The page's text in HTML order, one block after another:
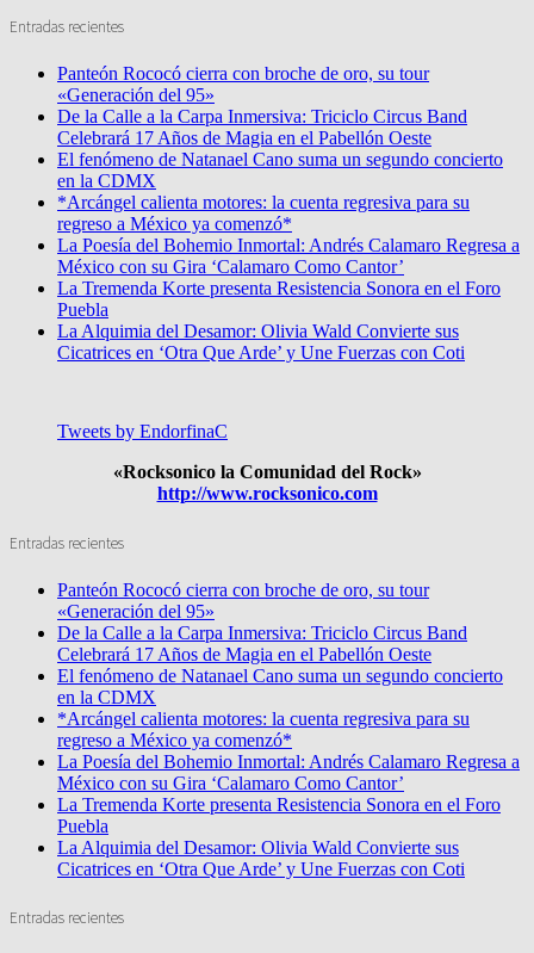
Entradas recientes
Panteón Rococó cierra con broche de oro, su tour
«Generación del 95»
De la Calle a la Carpa Inmersiva: Triciclo Circus Band
Celebrará 17 Años de Magia en el Pabellón Oeste
El fenómeno de Natanael Cano suma un segundo concierto
en la CDMX
*Arcángel calienta motores: la cuenta regresiva para su
regreso a México ya comenzó*
La Poesía del Bohemio Inmortal: Andrés Calamaro Regresa a
México con su Gira ‘Calamaro Como Cantor’
La Tremenda Korte presenta Resistencia Sonora en el Foro
Puebla
La Alquimia del Desamor: Olivia Wald Convierte sus
Cicatrices en ‘Otra Que Arde’ y Une Fuerzas con Coti
Tweets by EndorfinaC
«Rocksonico la Comunidad del Rock»
http://www.rocksonico.com
Entradas recientes
Panteón Rococó cierra con broche de oro, su tour
«Generación del 95»
De la Calle a la Carpa Inmersiva: Triciclo Circus Band
Celebrará 17 Años de Magia en el Pabellón Oeste
El fenómeno de Natanael Cano suma un segundo concierto
en la CDMX
*Arcángel calienta motores: la cuenta regresiva para su
regreso a México ya comenzó*
La Poesía del Bohemio Inmortal: Andrés Calamaro Regresa a
México con su Gira ‘Calamaro Como Cantor’
La Tremenda Korte presenta Resistencia Sonora en el Foro
Puebla
La Alquimia del Desamor: Olivia Wald Convierte sus
Cicatrices en ‘Otra Que Arde’ y Une Fuerzas con Coti
Entradas recientes